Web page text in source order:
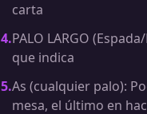
carta
4.PALO LARGO
que indica
5.As (cualquier palo):
mesa, el último en